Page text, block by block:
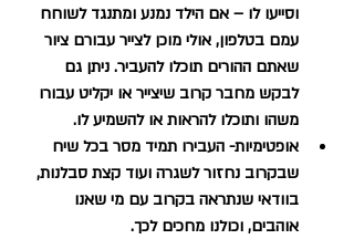
וסייעו לו – אם הילד נמנע ומתנגד לשוחח
עמם בטלפון, אולי מוכן לצייר עבורם ציור
שאתם ההורים תוכלו להעביר. ניתן גם
לבקש מחבר קרוב שיצייר או יקליט עבורו
משהו ותוכלו להראות או להשמיע לו.
אופטימיות- העבירו תמיד מסר בכל שיח
שבקרוב נחזור לשגרה ועוד קצת סבלנות,
בוודאי שנתראה בקרוב עם מי שאנו
אוהבים, וכולנו מחכים לכך.